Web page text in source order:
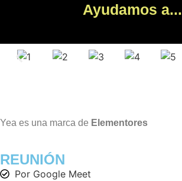
Ayudamos a...
Yea es una marca de Elementores
REUNIÓN
Por Google Meet